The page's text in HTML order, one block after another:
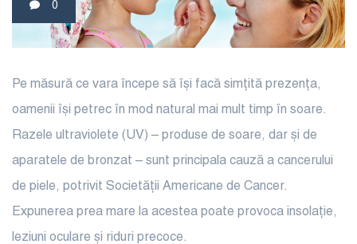
0
Pe măsură ce vara începe să își facă simțită prezența,
oamenii își petrec în mod natural mai mult timp în soare.
Razele ultraviolete (UV) – produse de soare, dar și de
aparatele de bronzat – sunt principala cauză a cancerului
de piele, potrivit Societății Americane de Cancer.
Expunerea prea mare la acestea poate provoca insolație,
leziuni oculare și riduri precoce.